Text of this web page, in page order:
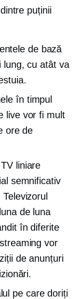
puținii
de bază
lung, cu atât va
în timpul
live vor fi mult
ore de
liniare
semnificativ
luna de luna
în diferite
vor
de anunțuri
pe care doriți